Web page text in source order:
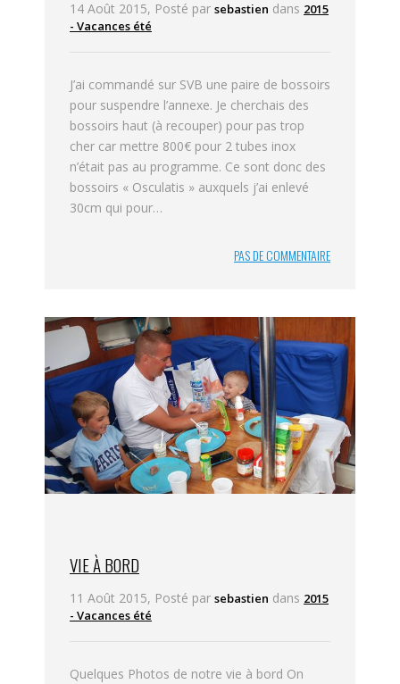
14 Août 2015, Posté par sebastien dans 2015
- Vacances été
J’ai commandé sur SVB une paire de bossoirs
pour suspendre l’annexe. Je cherchais des
bossoirs haut (à recouper) pour pas trop
cher car mettre 800€ pour 2 tubes inox
n’était pas au programme. Ce sont donc des
bossoirs « Osculatis » auxquels j’ai enlevé
30cm qui pour…
PAS DE COMMENTAIRE
VIE À BORD
11 Août 2015, Posté par sebastien dans 2015
- Vacances été
Quelques Photos de notre vie à bord On